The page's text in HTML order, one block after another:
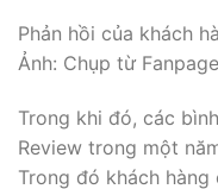
Phản hồi của khách
Ảnh: Chụp từ Fanpage
Trong khi đó, các
Review trong một
Trong đó khách